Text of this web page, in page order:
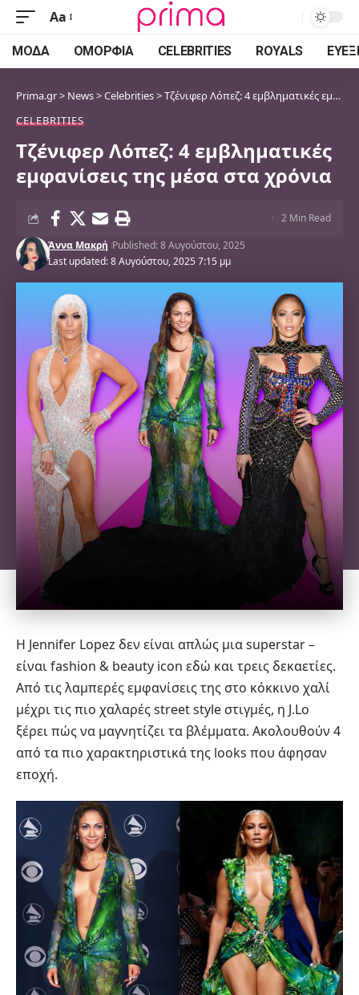
Font
Resizer
Aa
ΜΌΔΑ ΟΜΟΡΦΙΆ CELEBRITIES ROYALS
Prima.gr> News>Celebrities>Τζένιφερ Λόπεζ: 4 εμβληματικές εμφανίσεις της μέσα στα χρόνια
CELEBRITIES
Τζένιφερ Λόπεζ: 4 εμβληματικές
εμφανίσεις της μέσα στα χρόνια
Last updated: 8 Αυγούστου, 2025 7:15 μμ
Άννα Μακρή Published: 8 Αυγούστου, 2025
2 Min Read
Η Jennifer Lopez δεν είναι απλώς μια superstar –
είναι fashion & beauty icon εδώ και τρεις δεκαετίες.
Από τις λαμπερές εμφανίσεις της στο κόκκινο χαλί
μέχρι τις πιο χαλαρές street style στιγμές, η J.Lo
ξέρει πώς να μαγνητίζει τα βλέμματα. Ακολουθούν 4
από τα πιο χαρακτηριστικά της looks που άφησαν
εποχή.